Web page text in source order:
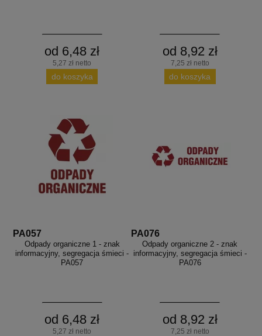
od 6,48 zł
5,27 zł netto
do koszyka
od 8,92 zł
7,25 zł netto
do koszyka
PA057
Odpady organiczne 1 - znak
informacyjny, segregacja śmieci -
PA057
od 6,48 zł
5,27 zł netto
PA076
Odpady organiczne 2 - znak
informacyjny, segregacja śmieci -
PA076
od 8,92 zł
7,25 zł netto